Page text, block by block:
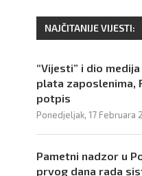
NAJČITANIJE VIJESTI:
“Vijesti” i dio
plata zaposlenima,
potpis
Ponedjeljak, 17 Februara
Pametni nadzor u
prvog dana rada